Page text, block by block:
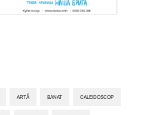
ARTĂ BANAT CALEIDOSCOP